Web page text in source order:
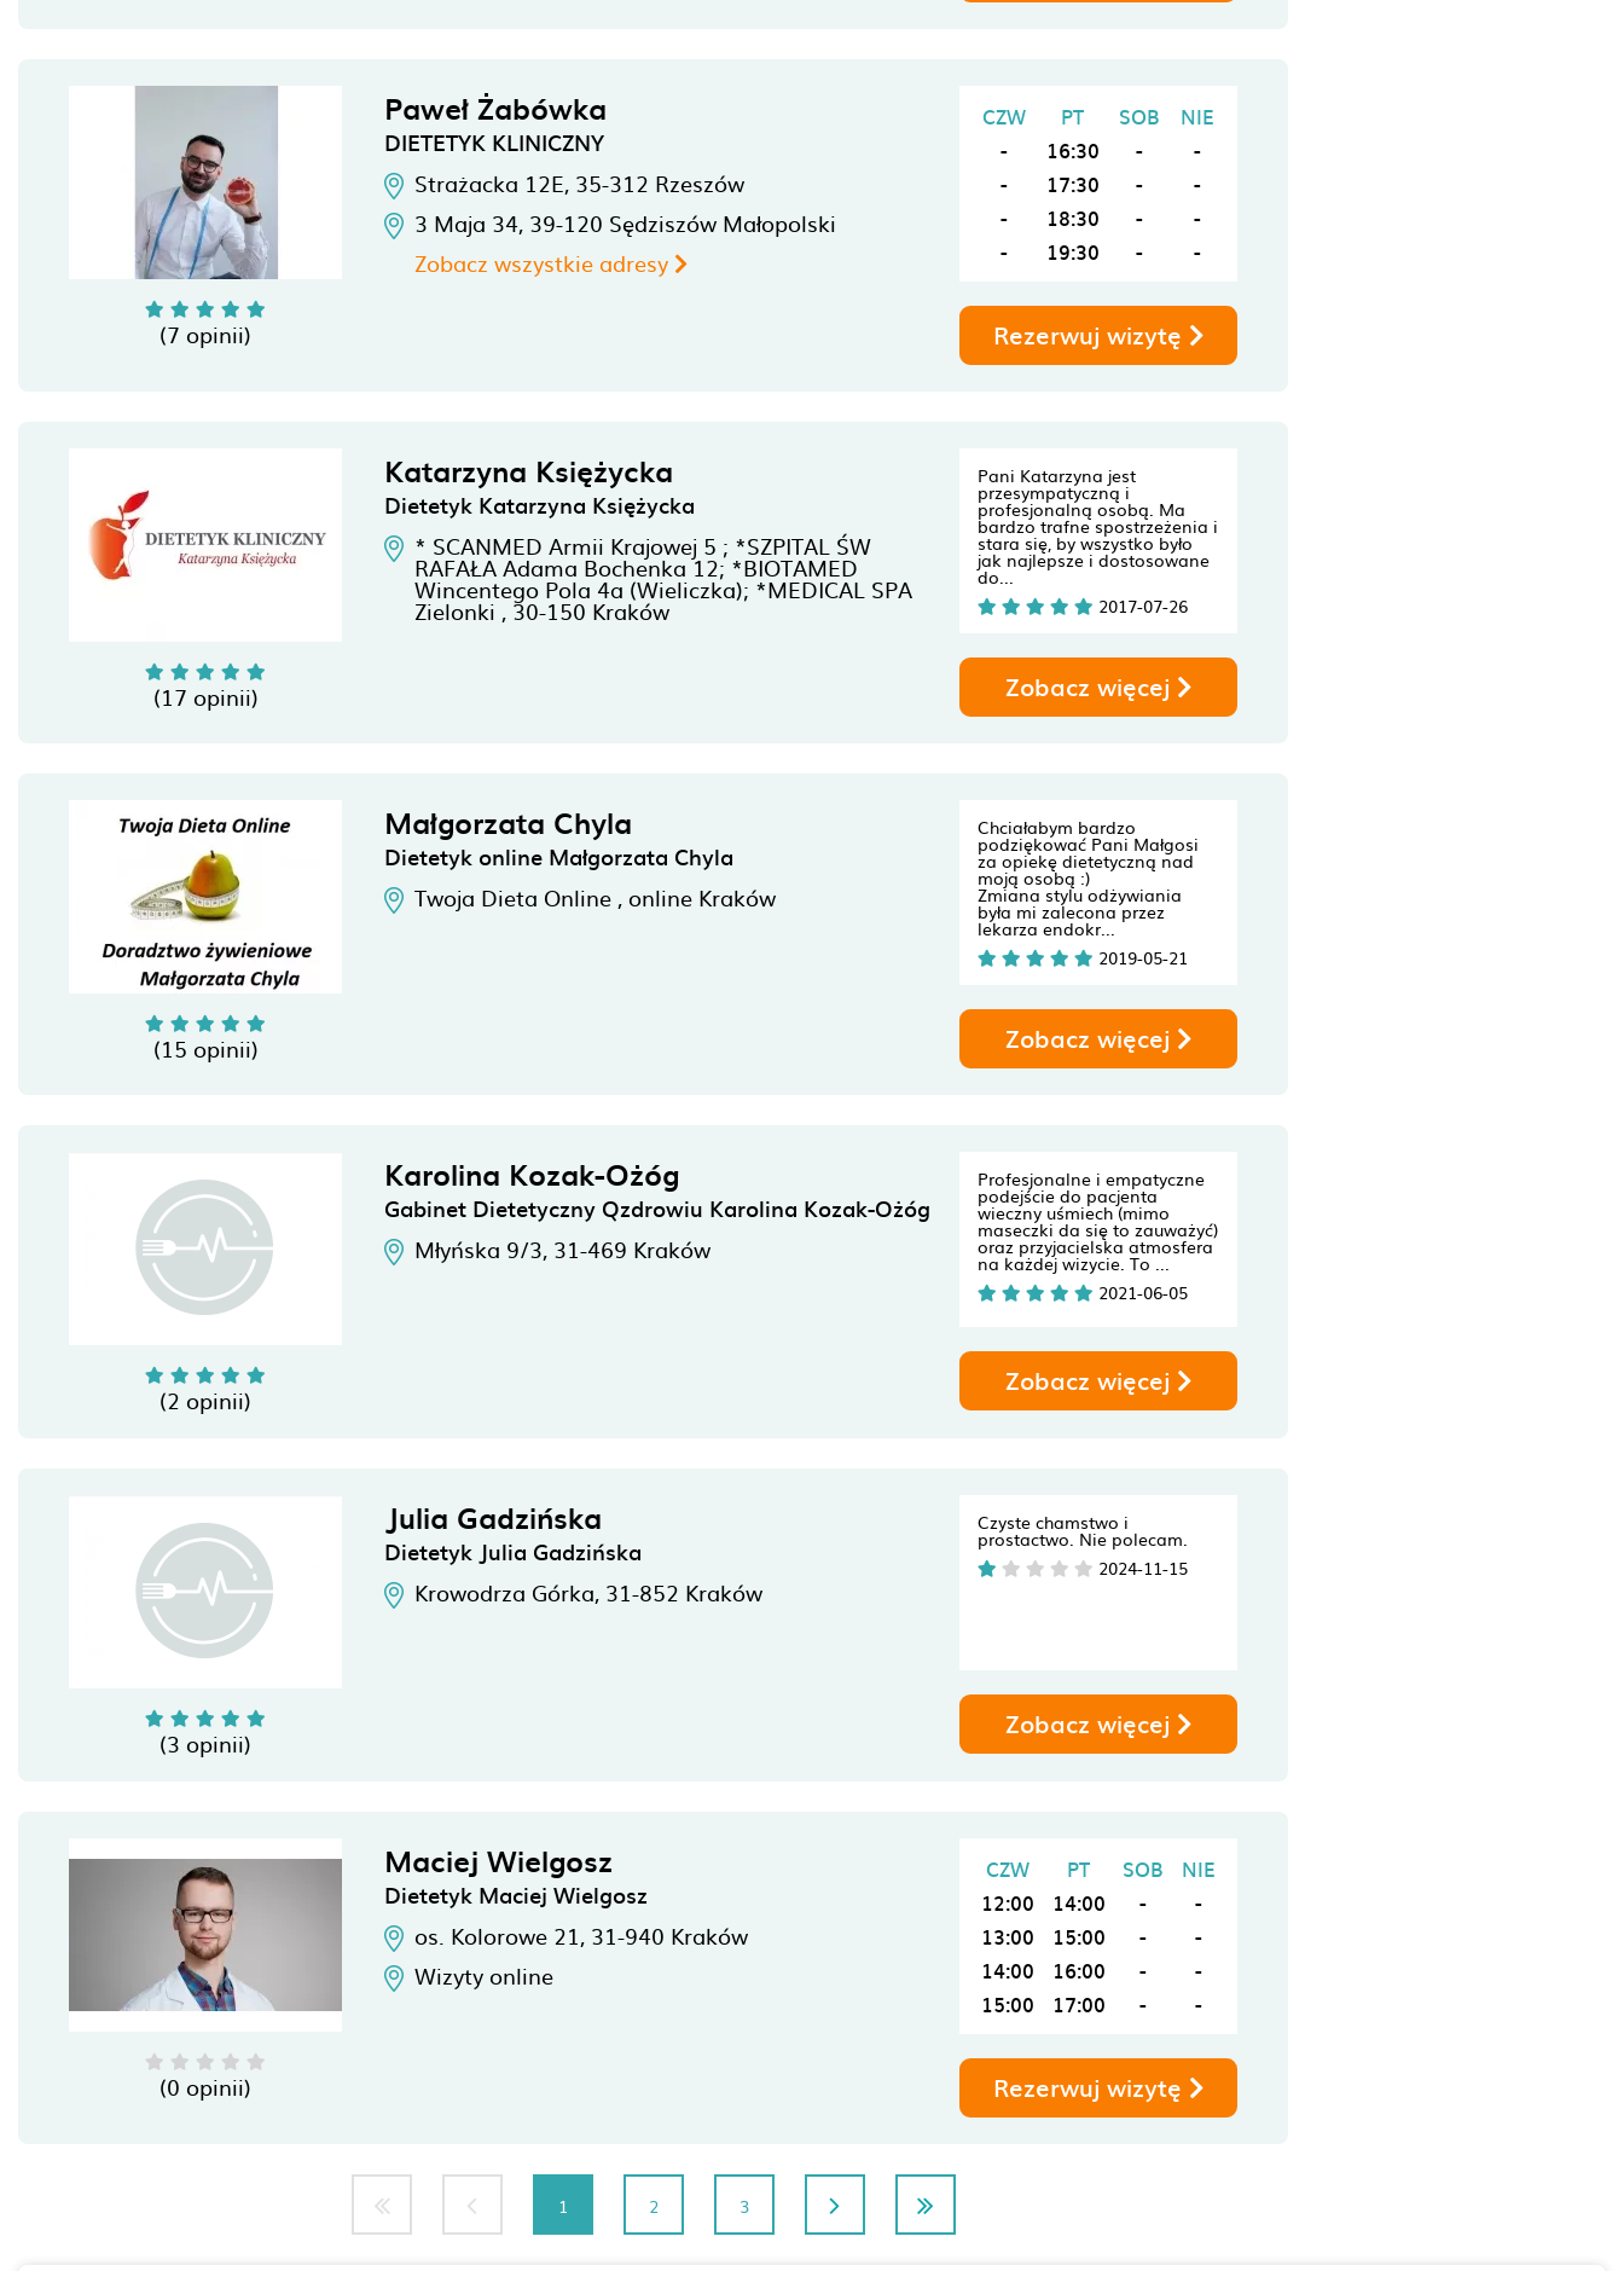
(7 opinii)
Paweł Żabówka
DIETETYK KLINICZNY
Strażacka 12E, 35-312 Rzeszów
3 Maja 34, 39-120 Sędziszów Małopolski
Zobacz wszystkie adresy
CZW PT SOB
NIE
-
16:30 -
-
-
17:30 -
-
-
18:30 -
-
-
19:30 - -
Rezerwuj wizytę
(17 opinii)
Katarzyna Księżycka
Dietetyk Katarzyna Księżycka
* SCANMED Armii Krajowej 5 ; *SZPITAL ŚW
RAFAŁA Adama Bochenka 12; *BIOTAMED
Wincentego Pola 4a (Wieliczka); *MEDICAL SPA
Zielonki , 30-150 Kraków
Pani Katarzyna jest
przesympatyczną i
profesjonalną osobą. Ma
bardzo trafne spostrzeżenia i
stara się, by wszystko było
jak najlepsze i dostosowane
do...
2017-07-26
Zobacz więcej
(15 opinii)
Małgorzata Chyla
Dietetyk online Małgorzata Chyla
Twoja Dieta Online , online Kraków
Chciałabym bardzo
podziękować Pani Małgosi
za opiekę dietetyczną nad
moją osobą :)
Zmiana stylu odżywiania
była mi zalecona przez
lekarza endokr...
2019-05-21
Zobacz więcej
(2 opinii)
Karolina Kozak-Ożóg
Gabinet Dietetyczny Qzdrowiu Karolina Kozak-Ożóg
Młyńska 9/3, 31-469 Kraków
Profesjonalne i empatyczne
podejście do pacjenta
wieczny uśmiech (mimo
maseczki da się to zauważyć)
oraz przyjacielska atmosfera
na każdej wizycie. To ...
2021-06-05
Zobacz więcej
(3 opinii)
Julia Gadzińska
Dietetyk Julia Gadzińska
Krowodrza Górka, 31-852 Kraków
Czyste chamstwo i
prostactwo. Nie polecam.
2024-11-15
Zobacz więcej
(0 opinii)
Maciej Wielgosz
Dietetyk Maciej Wielgosz
os. Kolorowe 21, 31-940 Kraków
Wizyty online
CZW PT SOB
NIE
12:00
14:00 -
-
13:00
15:00 -
-
14:00
16:00 -
-
15:00
17:00 - -
Rezerwuj wizytę
1 2 3